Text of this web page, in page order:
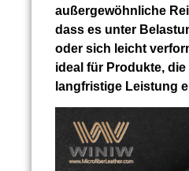
außergewöhnliche
dass es unter
oder sich leicht
ideal für Produkte,
langfristige Leistung